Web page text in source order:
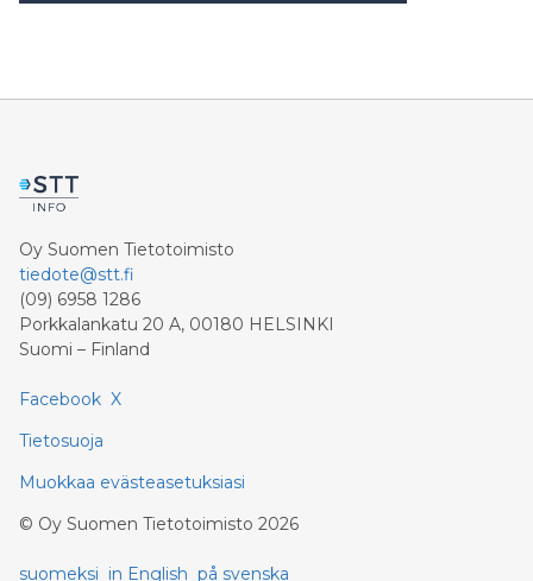
Oy Suomen Tietotoimisto
tiedote@stt.fi
(09) 6958 1286
Porkkalankatu 20 A, 00180 HELSINKI
Suomi – Finland
Facebook X
Tietosuoja
Muokkaa evästeasetuksiasi
© Oy Suomen Tietotoimisto 2026
suomeksi in English på svenska